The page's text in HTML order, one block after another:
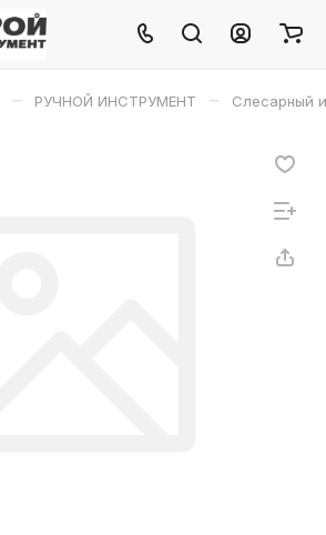
– РУЧНОЙ ИНСТРУМЕНТ – Слесарный